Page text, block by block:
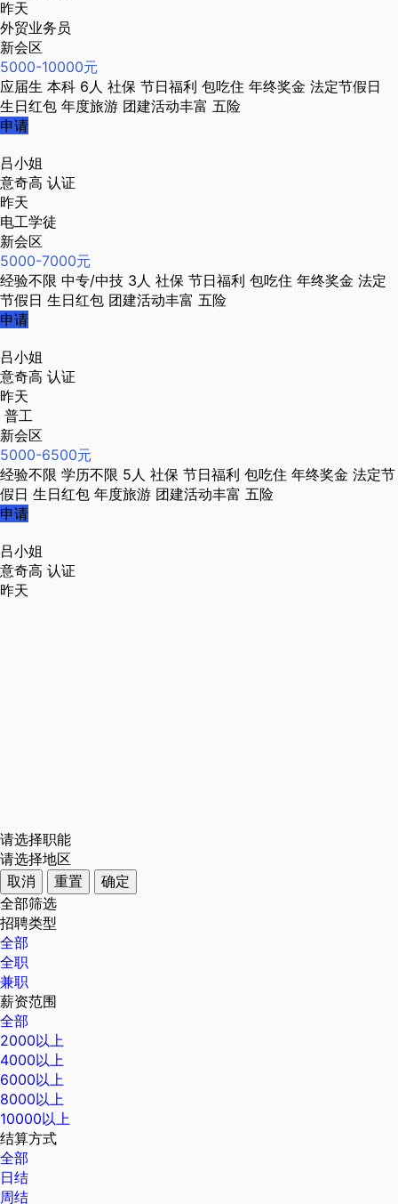
昨天
外贸业务员
新会区
5000-10000元
应届生 本科 6人 社保 节日福利 包吃住 年终奖金 法定节假日
生日红包 年度旅游 团建活动丰富 五险
申请
吕小姐
意奇高 认证
昨天
电工学徒
新会区
5000-7000元
经验不限 中专/中技 3人 社保 节日福利 包吃住 年终奖金 法定
节假日 生日红包 团建活动丰富 五险
申请
吕小姐
意奇高 认证
昨天
普工
新会区
5000-6500元
经验不限 学历不限 5人 社保 节日福利 包吃住 年终奖金 法定节
假日 生日红包 年度旅游 团建活动丰富 五险
申请
吕小姐
意奇高 认证
昨天
请选择职能
请选择地区
取消
重置
确定
全部筛选
招聘类型
全部
全职
兼职
薪资范围
全部
2000以上
4000以上
6000以上
8000以上
10000以上
结算方式
全部
日结
周结